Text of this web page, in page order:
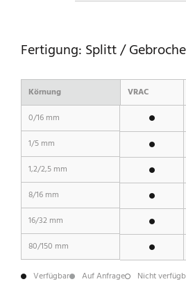
Fertigung: Splitt /
Körnung VRAC
0/16 mm
1/5 mm
1,2/2,5 mm
8/16 mm
16/32 mm
80/150 mm
Verfügbar Auf Anfrage Nicht